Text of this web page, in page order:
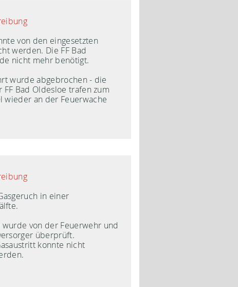
von den eingesetzten
werden. Die FF Bad
nicht mehr benötigt.
wurde abgebrochen - die
FF Bad Oldesloe trafen zum
wieder an der Feuerwache
in einer
wurde von der Feuerwehr und
überprüft.
konnte nicht